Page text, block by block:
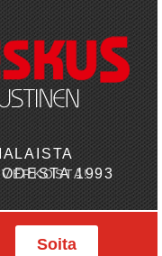
1993
Soita